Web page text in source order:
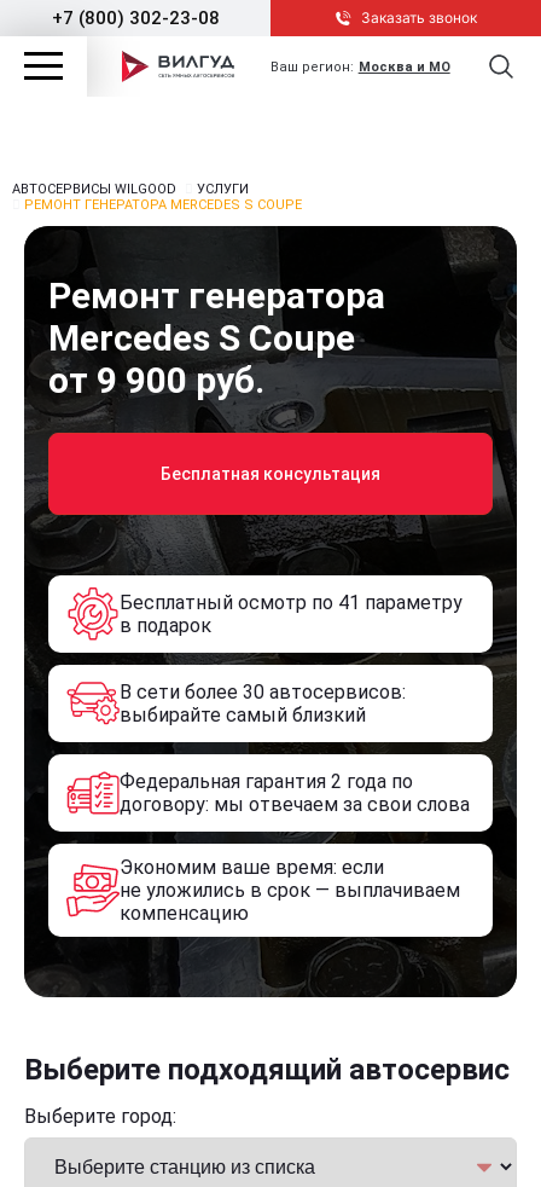
+7 (800) 302-23-08 Заказать звонок
Ваш регион: Москва и МО
АВТОСЕРВИСЫ WILGOOD
УСЛУГИ
РЕМОНТ ГЕНЕРАТОРА MERCEDES S COUPE
Ремонт генератора
Mercedes S Coupe
от 9 900 руб.
Бесплатная консультация
Бесплатный осмотр по 41 параметру
в подарок
В сети более 30 автосервисов:
выбирайте самый близкий
Федеральная гарантия 2 года по
договору: мы отвечаем за свои слова
Экономим ваше время: если
не уложились в срок — выплачиваем
компенсацию
Выберите подходящий автосервис
Выберите город: